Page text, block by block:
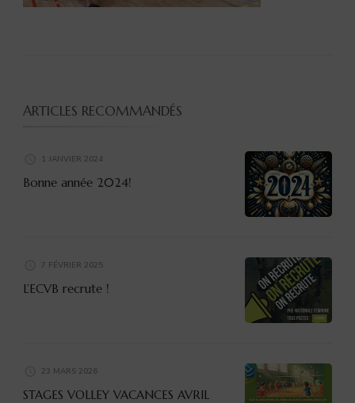
ARTICLES RECOMMANDÉS
1 JANVIER 2024
Bonne année 2024!
7 FÉVRIER 2025
L’ECVB recrute !
23 MARS 2026
STAGES VOLLEY VACANCES AVRIL